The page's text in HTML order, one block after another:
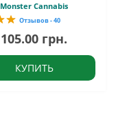
Monster Cannabis
Отзывов - 40
105.00 грн.
КУПИТЬ